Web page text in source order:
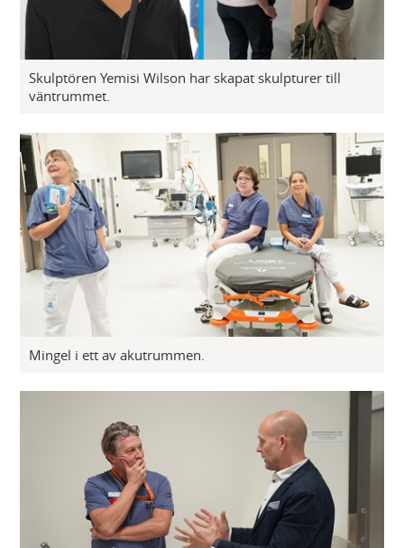
Skulptören Yemisi Wilson har skapat skulpturer till
väntrummet.
Mingel i ett av akutrummen.